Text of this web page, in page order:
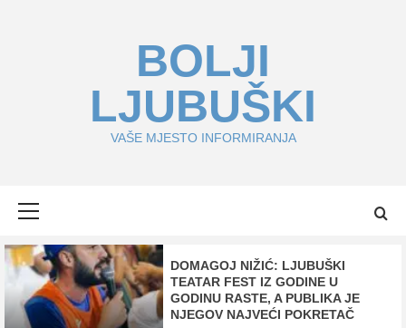
BOLJI
LJUBUŠKI
VAŠE MJESTO INFORMIRANJA
DOMAGOJ NIŽIĆ: LJUBUŠKI
TEATAR FEST IZ GODINE U
GODINU RASTE, A PUBLIKA JE
NJEGOV NAJVEĆI POKRETAČ